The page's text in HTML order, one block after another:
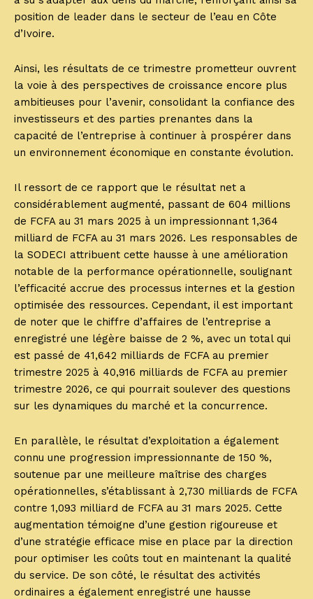
position de leader dans le secteur de l’eau en Côte
d’Ivoire.
Ainsi, les résultats de ce trimestre prometteur ouvrent
la voie à des perspectives de croissance encore plus
ambitieuses pour l’avenir, consolidant la confiance des
investisseurs et des parties prenantes dans la
capacité de l’entreprise à continuer à prospérer dans
un environnement économique en constante évolution.
Il ressort de ce rapport que le résultat net a
considérablement augmenté, passant de 604 millions
de FCFA au 31 mars 2025 à un impressionnant 1,364
milliard de FCFA au 31 mars 2026. Les responsables de
la SODECI attribuent cette hausse à une amélioration
notable de la performance opérationnelle, soulignant
l’efficacité accrue des processus internes et la gestion
optimisée des ressources. Cependant, il est important
de noter que le chiffre d’affaires de l’entreprise a
enregistré une légère baisse de 2 %, avec un total qui
est passé de 41,642 milliards de FCFA au premier
trimestre 2025 à 40,916 milliards de FCFA au premier
trimestre 2026, ce qui pourrait soulever des questions
sur les dynamiques du marché et la concurrence.
En parallèle, le résultat d’exploitation a également
connu une progression impressionnante de 150 %,
soutenue par une meilleure maîtrise des charges
opérationnelles, s’établissant à 2,730 milliards de FCFA
contre 1,093 milliard de FCFA au 31 mars 2025. Cette
augmentation témoigne d’une gestion rigoureuse et
d’une stratégie efficace mise en place par la direction
pour optimiser les coûts tout en maintenant la qualité
du service. De son côté, le résultat des activités
ordinaires a également enregistré une hausse